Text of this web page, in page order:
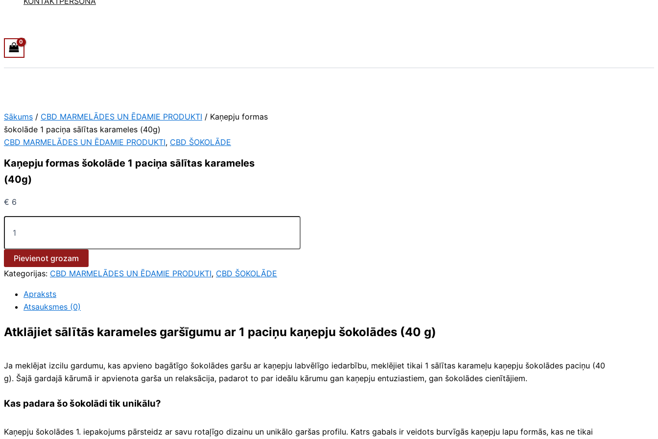
Sākums / CBD MARMELĀDES UN ĒDAMIE PRODUKTI / Kaņepju formas
šokolāde 1 paciņa sālītas karameles (40g)
CBD MARMELĀDES UN ĒDAMIE PRODUKTI, CBD ŠOKOLĀDE
Kaņepju formas šokolāde 1 paciņa sālītas karameles
(40g)
€ 6
Pievienot grozam
Kategorijas: CBD MARMELĀDES UN ĒDAMIE PRODUKTI, CBD ŠOKOLĀDE
Apraksts
Atsauksmes (0)
Atklājiet sālītās karameles garšīgumu ar 1 paciņu kaņepju šokolādes (40 g)
Ja meklējat izcilu gardumu, kas apvieno bagātīgo šokolādes garšu ar kaņepju labvēlīgo iedarbību, meklējiet tikai 1 sālītas karameļu kaņepju šokolādes paciņu (40
g). Šajā gardajā kārumā ir apvienota garša un relaksācija, padarot to par ideālu kārumu gan kaņepju entuziastiem, gan šokolādes cienītājiem.
Kas padara šo šokolādi tik unikālu?
Kaņepju šokolādes 1. iepakojums pārsteidz ar savu rotaļīgo dizainu un unikālo garšas profilu. Katrs gabals ir veidots burvīgās kaņepju lapu formās, kas ne tikai